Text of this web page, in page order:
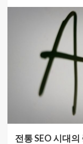
전통 SEO 시대